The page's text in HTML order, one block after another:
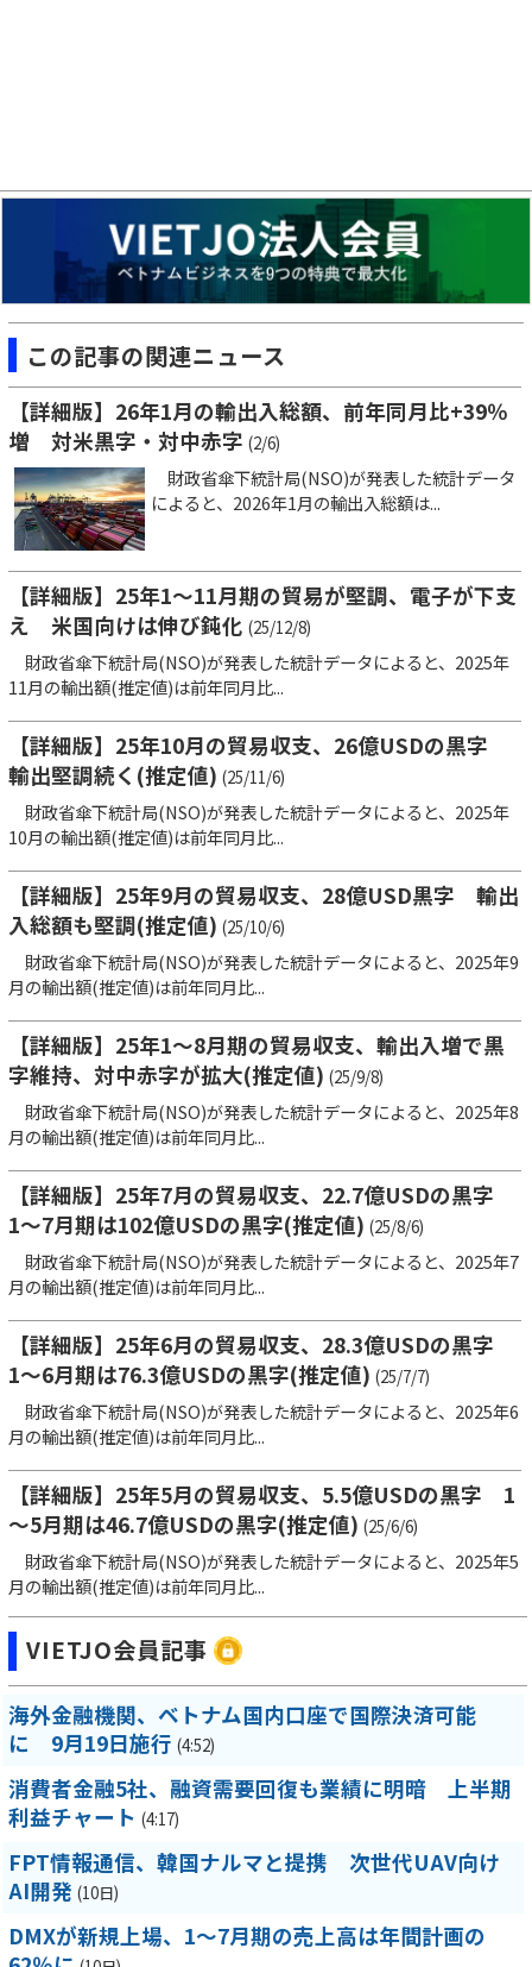
この記事の関連ニュース
【詳細版】26年1月の輸出入総額、前年同月比+39％
増 対米黒字・対中赤字 (2/6)
財政省傘下統計局(NSO)が発表した統計データ
によると、2026年1月の輸出入総額は...
【詳細版】25年1～11月期の貿易が堅調、電子が下支
え 米国向けは伸び鈍化 (25/12/8)
財政省傘下統計局(NSO)が発表した統計データによると、2025年
11月の輸出額(推定値)は前年同月比...
【詳細版】25年10月の貿易収支、26億USDの黒字
輸出堅調続く(推定値) (25/11/6)
財政省傘下統計局(NSO)が発表した統計データによると、2025年
10月の輸出額(推定値)は前年同月比...
【詳細版】25年9月の貿易収支、28億USD黒字 輸出
入総額も堅調(推定値) (25/10/6)
財政省傘下統計局(NSO)が発表した統計データによると、2025年9
月の輸出額(推定値)は前年同月比...
【詳細版】25年1～8月期の貿易収支、輸出入増で黒
字維持、対中赤字が拡大(推定値) (25/9/8)
財政省傘下統計局(NSO)が発表した統計データによると、2025年8
月の輸出額(推定値)は前年同月比...
【詳細版】25年7月の貿易収支、22.7億USDの黒字
1～7月期は102億USDの黒字(推定値) (25/8/6)
財政省傘下統計局(NSO)が発表した統計データによると、2025年7
月の輸出額(推定値)は前年同月比...
【詳細版】25年6月の貿易収支、28.3億USDの黒字
1～6月期は76.3億USDの黒字(推定値) (25/7/7)
財政省傘下統計局(NSO)が発表した統計データによると、2025年6
月の輸出額(推定値)は前年同月比...
【詳細版】25年5月の貿易収支、5.5億USDの黒字 1
～5月期は46.7億USDの黒字(推定値) (25/6/6)
財政省傘下統計局(NSO)が発表した統計データによると、2025年5
月の輸出額(推定値)は前年同月比...
VIETJO会員記事
海外金融機関、ベトナム国内口座で国際決済可能
に 9月19日施行 (4:52)
消費者金融5社、融資需要回復も業績に明暗 上半期
利益チャート (4:17)
FPT情報通信、韓国ナルマと提携 次世代UAV向け
AI開発 (10日)
DMXが新規上場、1～7月期の売上高は年間計画の